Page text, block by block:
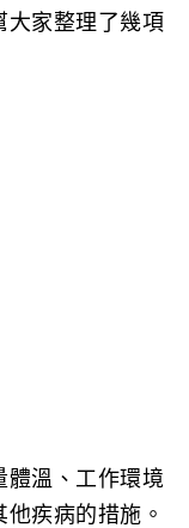
大家整理了幾項
體溫、工作環境
疾病的措施。